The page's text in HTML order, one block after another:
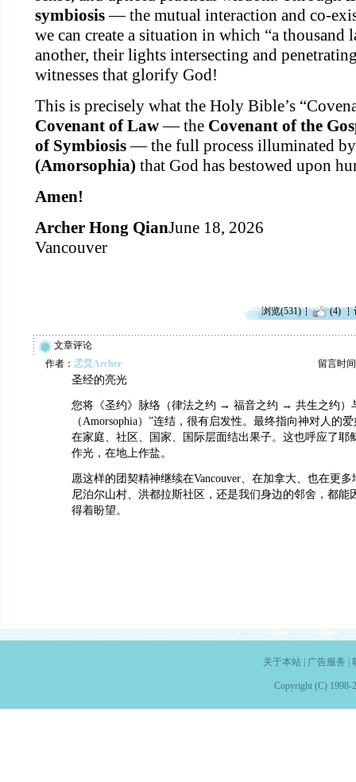
symbiosis — the mutual interaction and co-
we can create a situation in which “a thousand
another, their lights intersecting and
witnesses that glorify God!
Covenant of Law — the Covenant of the
of Symbiosis — the full process illuminated
(Amorsophia) that God has bestowed upon
Amen!
Archer Hong QianJune 18, 2026
Vancouver
浏览(531) (4)
文章评论
作者： 孞烎Archer 留言时
圣经的亮光
您将《圣约》脉络（律法之约 → 福音之约 → 共生之约）
（Amorsophia）”连结，很有启发性。最终指向神对人的
在家庭、社区、国家、国际层面结出果子。这也呼应了耶
作光，在地上作盐。
愿这样的团契精神继续在Vancouver、在加拿大、也在更
尼泊尔山村、洪都拉斯社区，还是我们身边的邻舍，都能
得着盼望。
关于本站| 广告服务
Copyright (C) 1998-